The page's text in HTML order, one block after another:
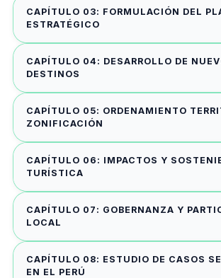
CAPÍTULO 03: FORMULACIÓN DEL
ESTRATÉGICO
CAPÍTULO 04: DESARROLLO DE
DESTINOS
CAPÍTULO 05: ORDENAMIENTO
ZONIFICACIÓN
CAPÍTULO 06: IMPACTOS Y
TURÍSTICA
CAPÍTULO 07: GOBERNANZA Y
LOCAL
CAPÍTULO 08: ESTUDIO DE CASOS
EN EL PERÚ